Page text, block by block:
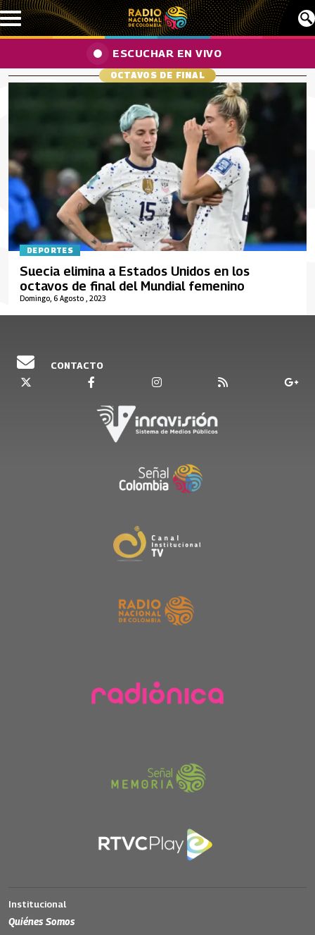
Pasar al contenido principal
ESCUCHAR EN VIVO
OCTAVOS DE FINAL
DEPORTES
Domingo, 6 Agosto , 2023
Suecia elimina a Estados Unidos en los
octavos de final del Mundial femenino
CONTACTO
Institucional
Quiénes Somos